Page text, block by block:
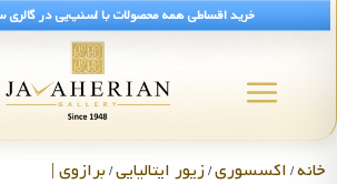
خرید اقساطی همه محصولات با اسنپ‌پی در گالری
خانه/ اکسسوری/زیور ایتالیایی/برازوی |